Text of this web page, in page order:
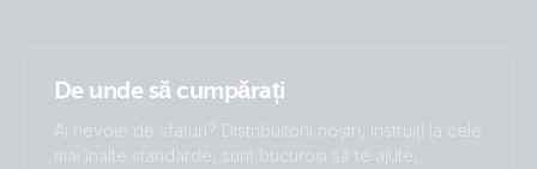
De unde să cumpărați
Ai nevoie de sfaturi? Distribuitorii noștri, instruiți la cele
mai înalte standarde, sunt bucuroși să te ajute,